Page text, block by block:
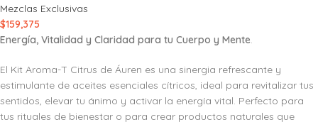
Mezclas Exclusivas
$159,375
Energía, Vitalidad y Claridad para tu Cuerpo y Mente.
El Kit Aroma-T Citrus de Áuren es una sinergia refrescante y
estimulante de aceites esenciales cítricos, ideal para revitalizar tus
sentidos, elevar tu ánimo y activar la energía vital. Perfecto para
tus rituales de bienestar o para crear productos naturales que